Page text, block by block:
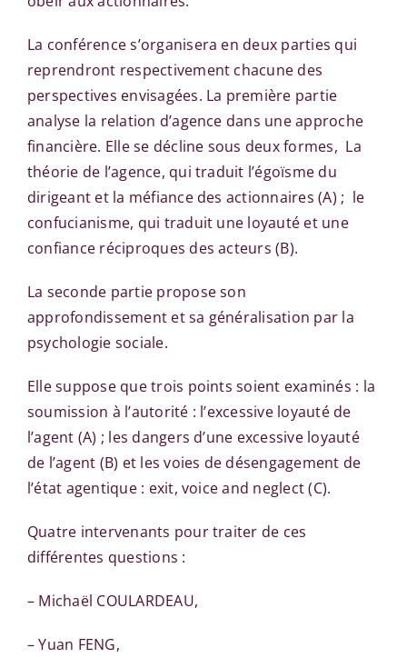
La conférence s’organisera en deux parties qui
reprendront respectivement chacune des
perspectives envisagées. La première partie
analyse la relation d’agence dans une approche
financière. Elle se décline sous deux formes, La
théorie de l’agence, qui traduit l’égoïsme du
dirigeant et la méfiance des actionnaires (A) ; le
confucianisme, qui traduit une loyauté et une
confiance réciproques des acteurs (B).
La seconde partie propose son
approfondissement et sa généralisation par la
psychologie sociale.
Elle suppose que trois points soient examinés : la
soumission à l’autorité : l’excessive loyauté de
l’agent (A) ; les dangers d’une excessive loyauté
de l’agent (B) et les voies de désengagement de
l’état agentique : exit, voice and neglect (C).
Quatre intervenants pour traiter de ces
différentes questions :
– Michaël COULARDEAU,
– Yuan FENG,